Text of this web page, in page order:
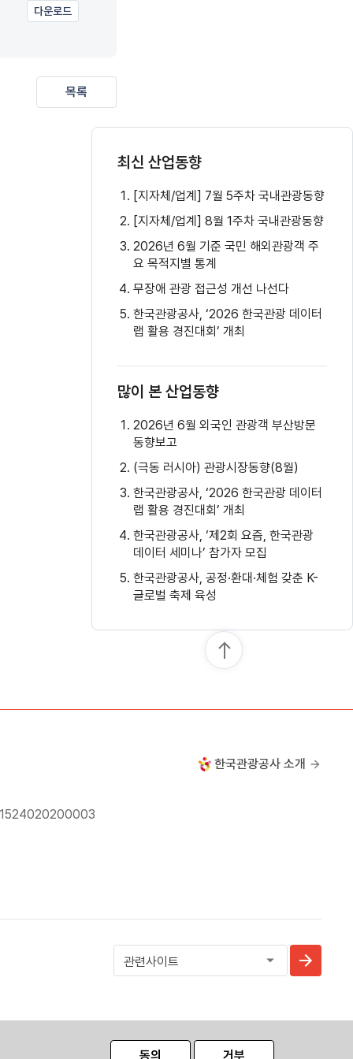
다운로드
목록
최신 산업동향
[지자체/업계] 7월 5주차 국내관광동향
[지자체/업계] 8월 1주차 국내관광동향
2026년 6월 기준 국민 해외관광객 주
요 목적지별 통계
무장애 관광 접근성 개선 나선다
한국관광공사, ‘2026 한국관광 데이터
랩 활용 경진대회’ 개최
많이 본 산업동향
2026년 6월 외국인 관광객 부산방문
동향보고
(극동 러시아) 관광시장동향(8월)
한국관광공사, ‘2026 한국관광 데이터
랩 활용 경진대회’ 개최
한국관광공사, ‘제2회 요즘, 한국관광
데이터 세미나’ 참가자 모집
한국관광공사, 공정·환대·체험 갖춘 K-
글로벌 축제 육성
한국관광공사 소개
동의 거부